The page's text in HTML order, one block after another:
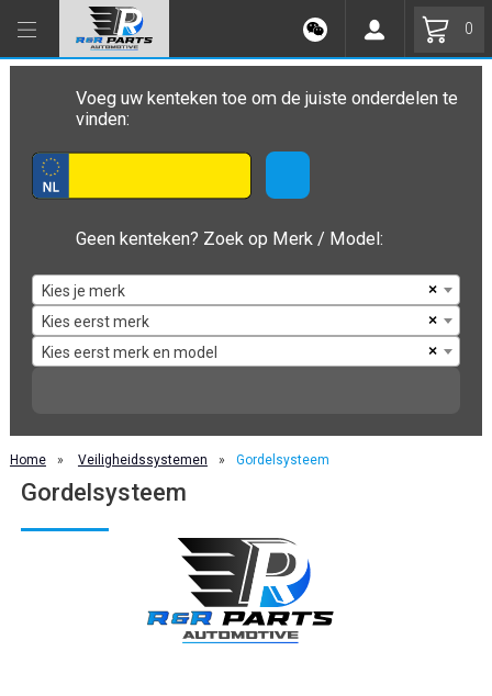
0
Voeg uw kenteken toe om de juiste onderdelen te
vinden:
Geen kenteken? Zoek op Merk / Model:
×
Kies je merk
×
Kies eerst merk
×
Kies eerst merk en model
Home » Veiligheidssystemen » Gordelsysteem
Gordelsysteem